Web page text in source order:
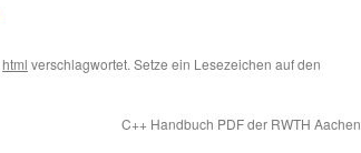
html verschlagwortet. Setze ein Lesezeichen auf den
C++ Handbuch PDF der RWTH Aachen